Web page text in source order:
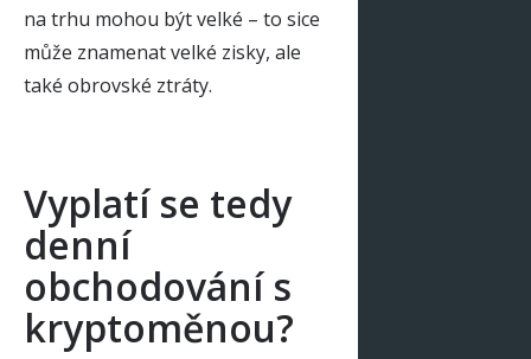
na trhu mohou být velké – to sice
může znamenat velké zisky, ale
také obrovské ztráty.
Vyplatí se tedy
denní
obchodování s
kryptoměnou?